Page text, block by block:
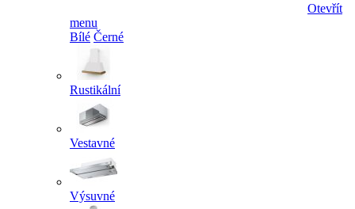
Otevřít
menu
Bílé Černé
Rustikální
Vestavné
Výsuvné